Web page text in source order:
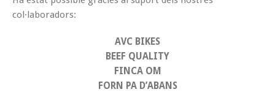
col·laboradors:
AVC BIKES
BEEF QUALITY
FINCA OM
FORN PA D’ABANS